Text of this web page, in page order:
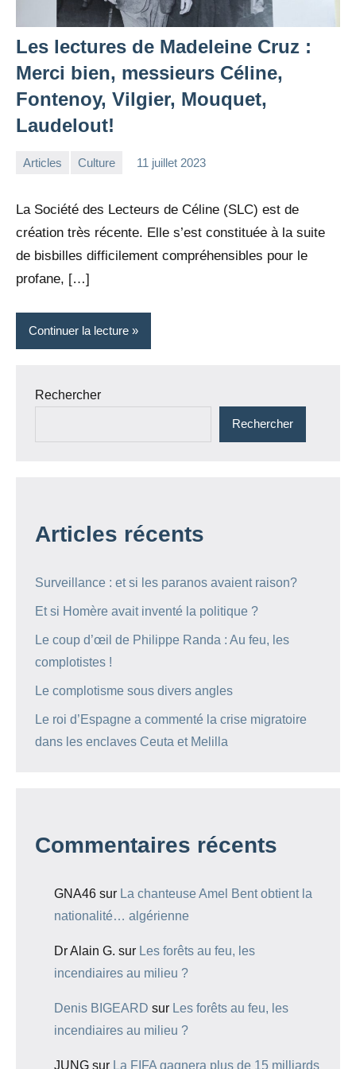
Les lectures de Madeleine Cruz :
Merci bien, messieurs Céline,
Fontenoy, Vilgier, Mouquet,
Laudelout!
Articles Culture 11 juillet 2023
La Société des Lecteurs de Céline (SLC) est de
création très récente. Elle s’est constituée à la suite
de bisbilles difficilement compréhensibles pour le
profane, […]
Continuer la lecture
Rechercher
Rechercher
Articles récents
Surveillance : et si les paranos avaient raison?
Et si Homère avait inventé la politique ?
Le coup d’œil de Philippe Randa : Au feu, les
complotistes !
Le complotisme sous divers angles
Le roi d’Espagne a commenté la crise migratoire
dans les enclaves Ceuta et Melilla
Commentaires récents
GNA46 sur La chanteuse Amel Bent obtient la
nationalité… algérienne
Dr Alain G. sur Les forêts au feu, les
incendiaires au milieu ?
Denis BIGEARD sur Les forêts au feu, les
incendiaires au milieu ?
JUNG sur La FIFA gagnera plus de 15 milliards